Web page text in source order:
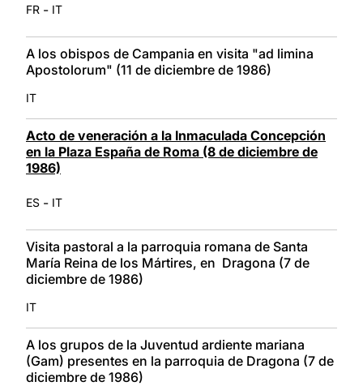
FR - IT
A los obispos de Campania en visita "ad limina
Apostolorum" (11 de diciembre de 1986)
IT
Acto de veneración a la Inmaculada Concepción
en la Plaza España de Roma (8 de diciembre de
1986)
ES - IT
Visita pastoral a la parroquia romana de Santa
María Reina de los Mártires, en Dragona (7 de
diciembre de 1986)
IT
A los grupos de la Juventud ardiente mariana
(Gam) presentes en la parroquia de Dragona (7 de
diciembre de 1986)